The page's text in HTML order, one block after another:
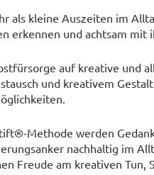
als kleine Auszeiten im
erkennen und achtsam mit
auf kreative und
und kreativem
Methode werden
nachhaltig im
Freude am kreativen Tun,